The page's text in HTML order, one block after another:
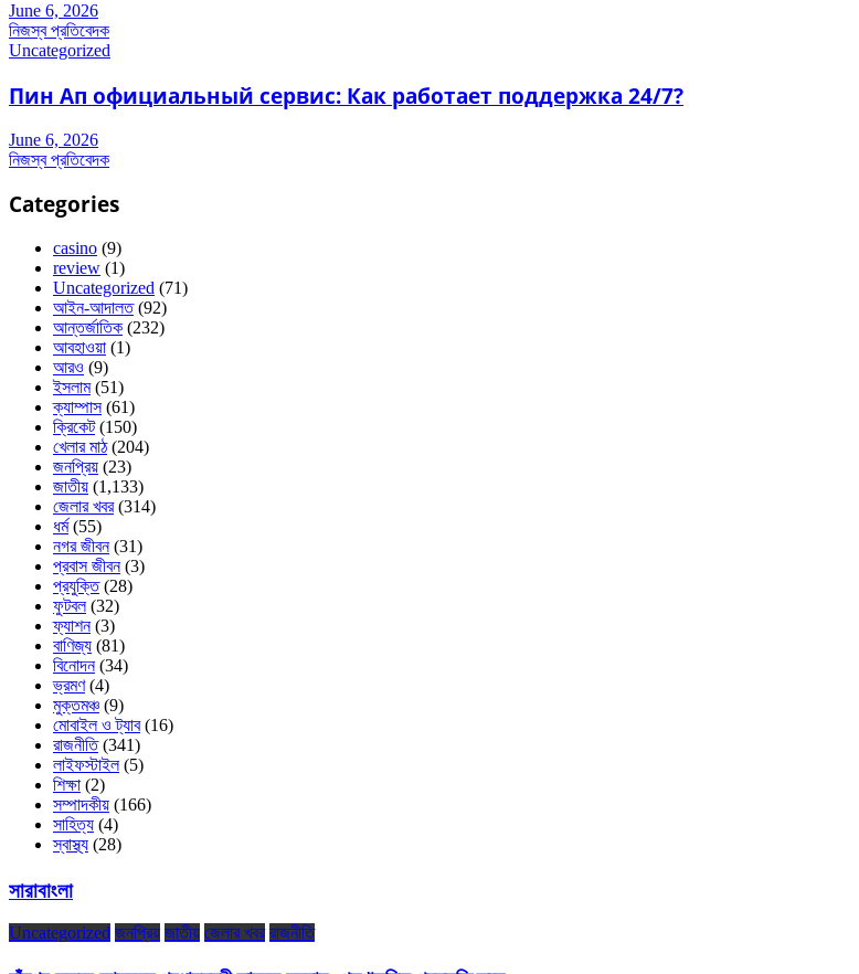
June 6, 2026
নিজস্ব প্রতিবেদক
Uncategorized
Пин Ап официальный сервис: Как работает поддержка 24/7?
June 6, 2026
নিজস্ব প্রতিবেদক
Categories
casino (9)
review (1)
Uncategorized (71)
আইন-আদালত(92)
আন্তর্জাতিক (232)
আবহাওয়া (1)
আরও (9)
ইসলাম(51)
ক্যাম্পাস(61)
ক্রিকেট(150)
খেলার মাঠ(204)
জনপ্রিয় (23)
জাতীয় (1,133)
জেলার খবর(314)
ধর্ম(55)
নগর জীবন(31)
প্রবাস জীবন(3)
প্রযুক্তি(28)
ফুটবল(32)
ফ্যাশন(3)
বাণিজ্য (81)
বিনোদন(34)
ভ্রমণ(4)
মুক্তমঞ্চ (9)
মোবাইল ও ট্যাব(16)
রাজনীতি(341)
লাইফস্টাইল(5)
শিক্ষা (2)
সম্পাদকীয় (166)
সাহিত্য (4)
স্বাস্থ্য (28)
সারাবাংলা
Uncategorized জনপ্রিয় জাতীয় জেলার খবর রাজনীতি